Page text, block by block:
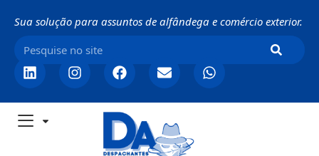
Sua solução para assuntos de alfândega e comércio exterior.